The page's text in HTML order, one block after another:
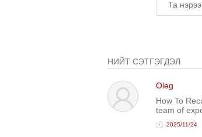
НИЙТ СЭТГЭГДЭЛ
Oleg
How To
team of
2025/11/24